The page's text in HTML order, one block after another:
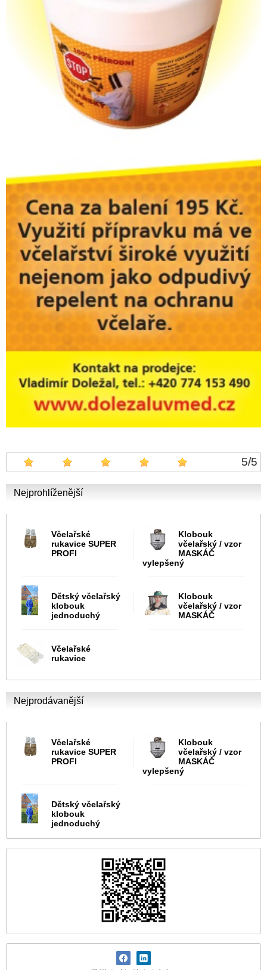
5/5
Nejprohlíženější
Včelařské
rukavice SUPER
PROFI
Klobouk
včelařský / vzor
MASKÁČ
vylepšený
Dětský včelařský
klobouk
jednoduchý
Klobouk
včelařský / vzor
MASKÁČ
Včelařské
rukavice
Nejprodávanější
Včelařské
rukavice SUPER
PROFI
Klobouk
včelařský / vzor
MASKÁČ
vylepšený
Dětský včelařský
klobouk
jednoduchý